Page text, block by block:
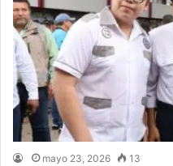
mayo 23, 2026 13